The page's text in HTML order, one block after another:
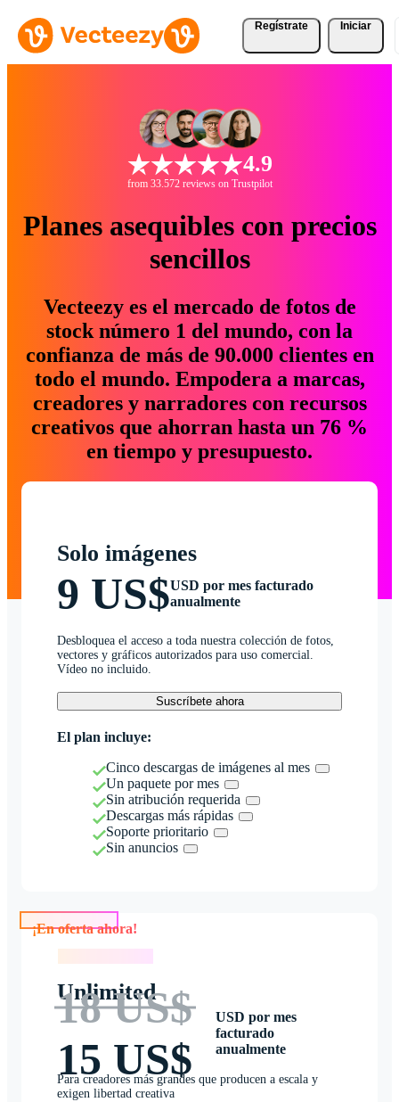
Regístrate Iniciar
4.9
from 33.572 reviews on Trustpilot
Planes asequibles con precios
sencillos
Vecteezy es el mercado de fotos de
stock número 1 del mundo, con la
confianza de más de 90.000 clientes en
todo el mundo. Empodera a marcas,
creadores y narradores con recursos
creativos que ahorran hasta un 76 %
en tiempo y presupuesto.
Solo imágenes
9 US$USD por mes facturado
anualmente
Desbloquea el acceso a toda nuestra colección de fotos,
vectores y gráficos autorizados para uso comercial.
Vídeo no incluido.
Suscríbete ahora
El plan incluye:
Cinco descargas de imágenes al mes
Un paquete por mes
Sin atribución requerida
Descargas más rápidas
Soporte prioritario
Sin anuncios
Unlimited
18 US$
15 US$
USD por mes
facturado
anualmente
Para creadores más grandes que producen a escala y
exigen libertad creativa